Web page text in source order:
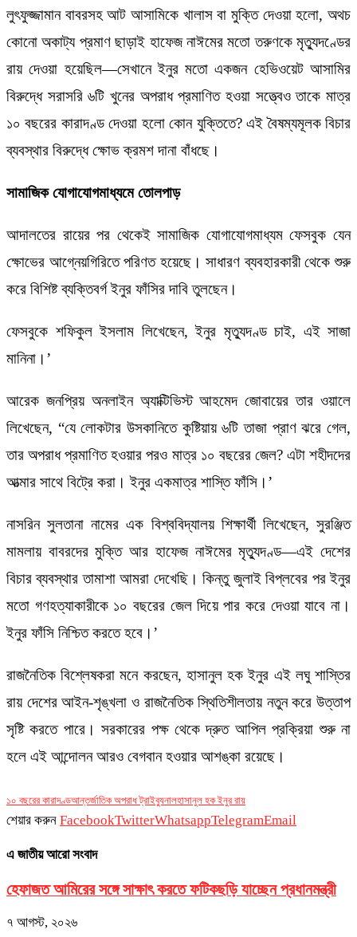
লুৎফুজ্জামান বাবরসহ আট আসামিকে খালাস বা মুক্তি দেওয়া হলো, অথচ
কোনো অকাট্য প্রমাণ ছাড়াই হাফেজ নাঈমের মতো তরুণকে মৃত্যুদণ্ডের
রায় দেওয়া হয়েছিল—সেখানে ইনুর মতো একজন হেভিওয়েট আসামির
বিরুদ্ধে সরাসরি ৬টি খুনের অপরাধ প্রমাণিত হওয়া সত্ত্বেও তাকে মাত্র
১০ বছরের কারাদণ্ড দেওয়া হলো কোন যুক্তিতে? এই বৈষম্যমূলক বিচার
ব্যবস্থার বিরুদ্ধে ক্ষোভ ক্রমশ দানা বাঁধছে।
সামাজিক যোগাযোগমাধ্যমে তোলপাড়
আদালতের রায়ের পর থেকেই সামাজিক যোগাযোগমাধ্যম ফেসবুক যেন
ক্ষোভের আগ্নেয়গিরিতে পরিণত হয়েছে। সাধারণ ব্যবহারকারী থেকে শুরু
করে বিশিষ্ট ব্যক্তিবর্গ ইনুর ফাঁসির দাবি তুলছেন।
ফেসবুকে শফিকুল ইসলাম লিখেছেন, ‌ইনুর মৃত্যুদণ্ড চাই, এই সাজা
মানিনা।’
আরেক জনপ্রিয় অনলাইন অ্যাক্টিভিস্ট আহমেদ জোবায়ের তার ওয়ালে
লিখেছেন, “যে লোকটার উসকানিতে কুষ্টিয়ায় ৬টি তাজা প্রাণ ঝরে গেল,
তার অপরাধ প্রমাণিত হওয়ার পরও মাত্র ১০ বছরের জেল? এটা শহীদদের
আত্মার সাথে বিট্রে করা। ইনুর একমাত্র শাস্তি ফাঁসি।’
নাসরিন সুলতানা নামের এক বিশ্ববিদ্যালয় শিক্ষার্থী লিখেছেন, ‌সুরঞ্জিত
মামলায় বাবরদের মুক্তি আর হাফেজ নাঈমের মৃত্যুদণ্ড—এই দেশের
বিচার ব্যবস্থার তামাশা আমরা দেখেছি। কিন্তু জুলাই বিপ্লবের পর ইনুর
মতো গণহত্যাকারীকে ১০ বছরের জেল দিয়ে পার করে দেওয়া যাবে না।
ইনুর ফাঁসি নিশ্চিত করতে হবে।’
রাজনৈতিক বিশ্লেষকরা মনে করছেন, হাসানুল হক ইনুর এই লঘু শাস্তির
রায় দেশের আইন-শৃঙ্খলা ও রাজনৈতিক স্থিতিশীলতায় নতুন করে উত্তাপ
সৃষ্টি করতে পারে। সরকারের পক্ষ থেকে দ্রুত আপিল প্রক্রিয়া শুরু না
হলে এই আন্দোলন আরও বেগবান হওয়ার আশঙ্কা রয়েছে।
১০ বছরের কারাদণ্ডআন্তর্জাতিক অপরাধ ট্রাইব্যুনালহাসানুল হক ইনুর রায়
শেয়ার করুন FacebookTwitterWhatsappTelegramEmail
এ জাতীয় আরো সংবাদ
হেফাজত আমিরের সঙ্গে সাক্ষাৎ করতে ফটিকছড়ি যাচ্ছেন প্রধানমন্ত্রী
৭ আগস্ট, ২০২৬